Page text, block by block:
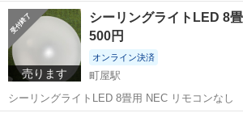
東京 荒川区 町屋駅 照明器具 シー
売ります
シーリングライトLED 8畳
500円
オンライン決済
町屋駅
シーリングライトLED 8畳用 NEC リモコンなし